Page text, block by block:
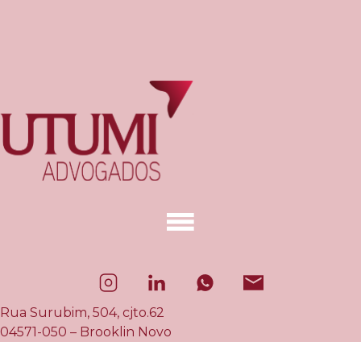
Rua Surubim, 504, cjto.62
04571-050 – Brooklin Novo